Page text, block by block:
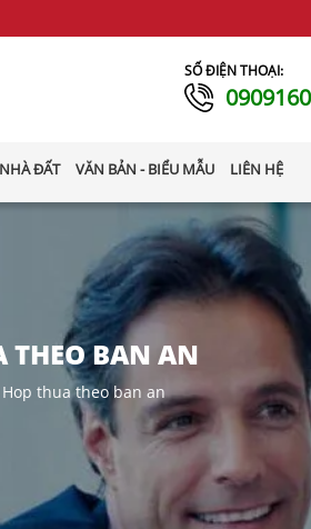
SỐ ĐIỆN THOẠI:
ĐẤT VĂN BẢN - BIỂU MẪU LIÊN HỆ
THEO BAN AN
Hop thua theo ban an